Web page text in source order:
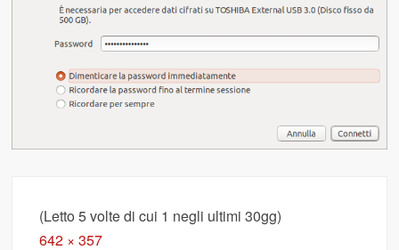
(Letto 5 volte di cui 1 negli ultimi 30gg)
Full
642 × 357